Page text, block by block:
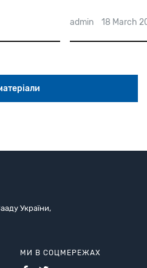
admin 18 March
України,
МИ В СОЦМЕРЕЖАХ